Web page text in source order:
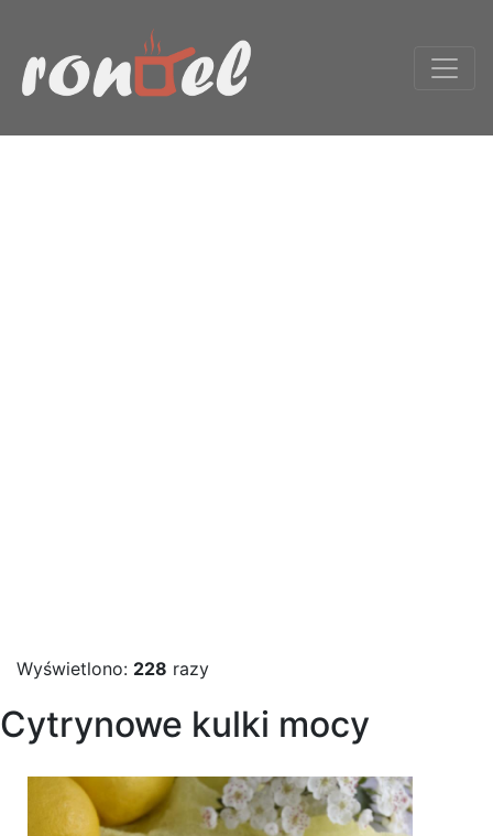
Wyświetlono: 228 razy
Cytrynowe kulki mocy